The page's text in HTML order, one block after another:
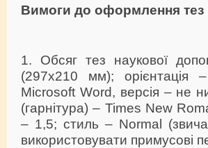
Вимоги до оформлення тез
1. Обсяг тез наукової
(297х210 мм); орієнтація
Microsoft Word, версія – не
(гарнітура) – Times New
– 1,5; стиль – Normal
використовувати примусові